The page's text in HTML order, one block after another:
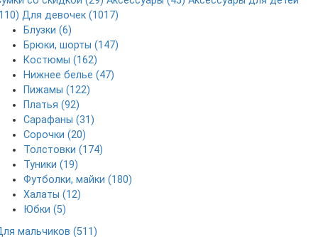
Для девочек (1017)
Блузки (6)
Брюки, шорты (147)
Костюмы (162)
Нижнее белье (47)
Пижамы (122)
Платья (92)
Сарафаны (31)
Сорочки (20)
Толстовки (174)
Туники (19)
Футболки, майки (180)
Халаты (12)
Юбки (5)
мальчиков (511)